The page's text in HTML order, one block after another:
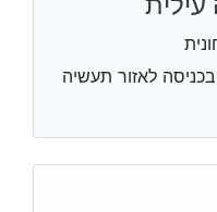
בכניסה לאזור תעשיה